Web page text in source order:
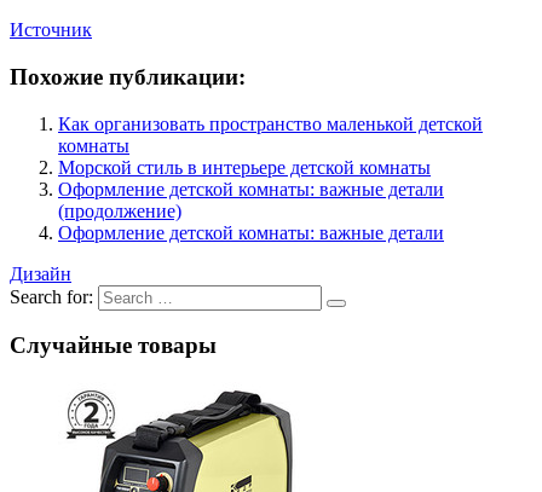
Источник
Похожие публикации:
Как организовать пространство маленькой детской
комнаты
Морской стиль в интерьере детской комнаты
Оформление детской комнаты: важные детали
(продолжение)
Оформление детской комнаты: важные детали
Дизайн
Search for:
Случайные товары